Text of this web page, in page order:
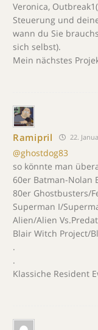
Veronica,
Steuerung und
wann du Sie
sich selbst).
Mein nächstes
Ramipril 22.
@ghostdog83
so könnte man
60er Batman-Nolan
80er Ghostbusters/
Superman I/
Alien/Alien
Blair Witch Project/
.
.
Klassiche Resident